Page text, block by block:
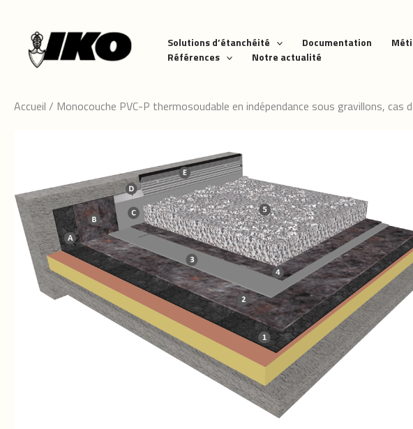
contenu
Solutions d’étanchéité Documentation
Références
Notre actualité
Accueil / Monocouche PVC-P thermosoudable en indépendance sous gravillons, cas